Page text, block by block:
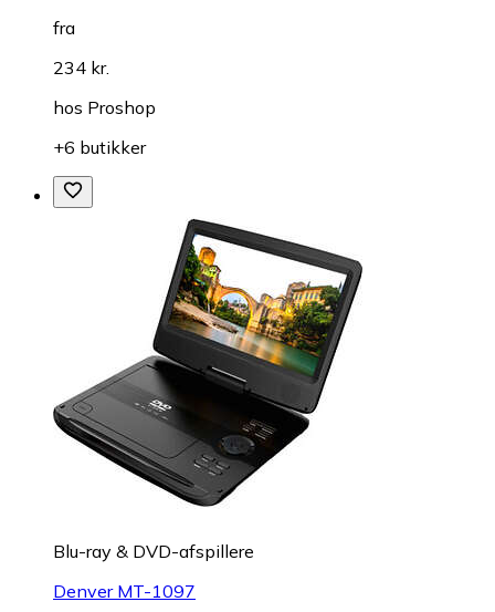
fra
234 kr.
hos Proshop
+6 butikker
Blu-ray & DVD-afspillere
Denver MT-1097